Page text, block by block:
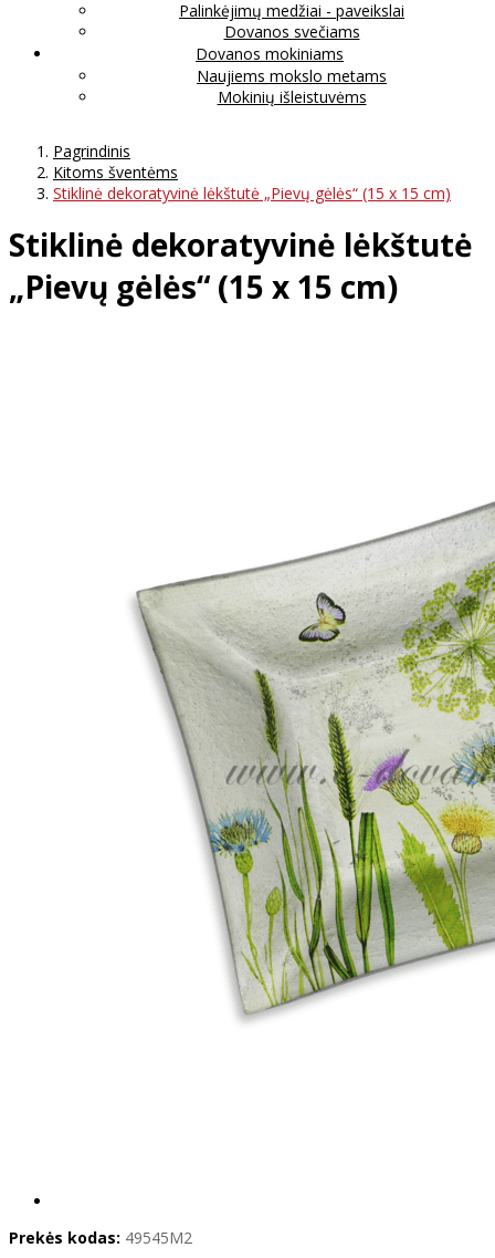
Palinkėjimų medžiai - paveikslai
Dovanos svečiams
Dovanos mokiniams
Naujiems mokslo metams
Mokinių išleistuvėms
Pagrindinis
Kitoms šventėms
Stiklinė dekoratyvinė lėkštutė „Pievų gėlės“ (15 x 15 cm)
Stiklinė dekoratyvinė lėkštutė
„Pievų gėlės“ (15 x 15 cm)
Prekės kodas: 49545M2